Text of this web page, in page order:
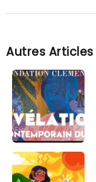
Autres Articles